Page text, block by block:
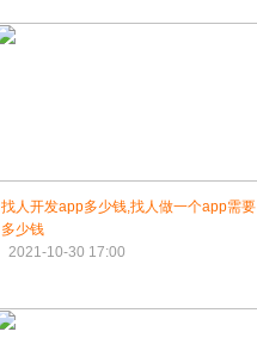
找人开发app多少钱,找人做一个app需要
多少钱
2021-10-30 17:00